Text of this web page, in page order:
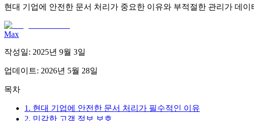
현대 기업에 안전한 문서 처리가 중요한 이유와 부적절한 관리가 데
Max
작성일: 2025년 9월 3일
업데이트: 2026년 5월 28일
목차
1. 현대 기업에 안전한 문서 처리가 필수적인 이유
2. 민감한 고객 정보 보호